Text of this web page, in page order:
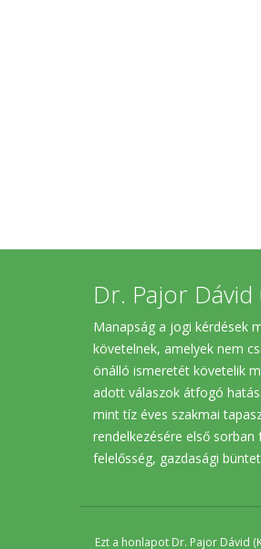
Dr. Pajor Dávid
Manapság a jogi kérdések
követelnek, amelyek nem
önálló ismeretét követelik
adott válaszok átfogó
mint tíz éves szakmai
rendelkezésére első
felelősség, gazdasági
Ezt a honlapot Dr. Pajor Dávid